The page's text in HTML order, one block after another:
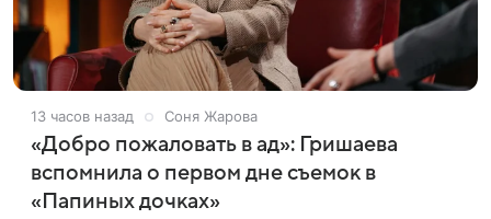
13 часов назад Соня Жарова
«Добро пожаловать в ад»: Гришаева
вспомнила о первом дне съемок в
«Папиных дочках»